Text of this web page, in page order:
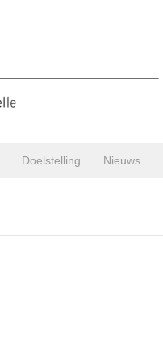
Doelstelling Nieuws